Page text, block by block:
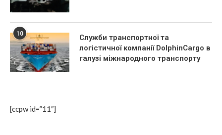
[ccpw id=”11″]
10
Служби транспортної та
логістичної компанії DolphinCargo в
галузі міжнародного транспорту